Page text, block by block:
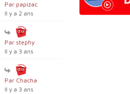
Par papizac
Il y a 2 ans
Par stephy
Il y a 3 ans
Par Chacha
Il y a 3 ans